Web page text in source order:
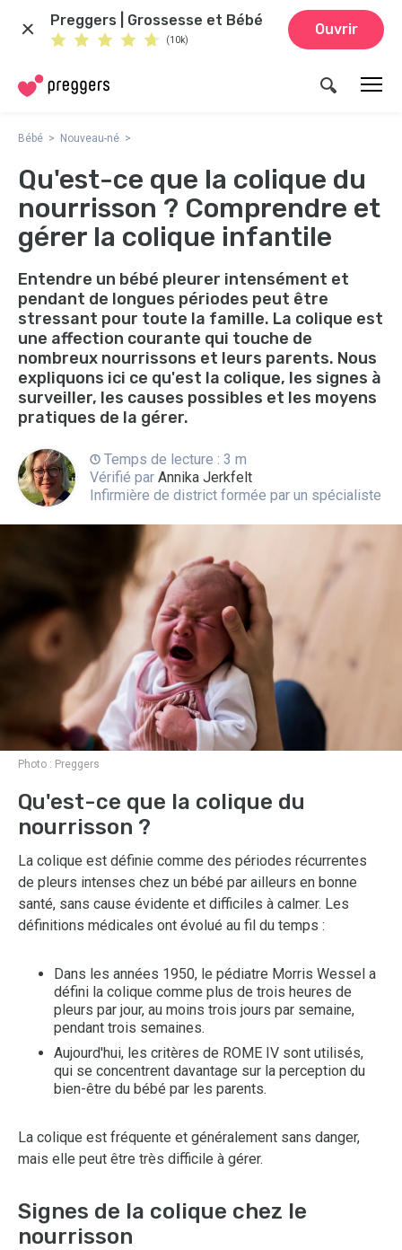
Preggers | Grossesse et Bébé
(10k)
Ouvrir
Bébé Nouveau-né
Qu'est-ce que la colique du
nourrisson ? Comprendre et
gérer la colique infantile
Entendre un bébé pleurer intensément et
pendant de longues périodes peut être
stressant pour toute la famille. La colique est
une affection courante qui touche de
nombreux nourrissons et leurs parents. Nous
expliquons ici ce qu'est la colique, les signes à
surveiller, les causes possibles et les moyens
pratiques de la gérer.
Temps de lecture : 3 m
Vérifié par Annika Jerkfelt
Infirmière de district formée par un spécialiste
Photo : Preggers
Qu'est-ce que la colique du
nourrisson ?
La colique est définie comme des périodes récurrentes
de pleurs intenses chez un bébé par ailleurs en bonne
santé, sans cause évidente et difficiles à calmer. Les
définitions médicales ont évolué au fil du temps :
Dans les années 1950, le pédiatre Morris Wessel a
défini la colique comme plus de trois heures de
pleurs par jour, au moins trois jours par semaine,
pendant trois semaines.
Aujourd'hui, les critères de ROME IV sont utilisés,
qui se concentrent davantage sur la perception du
bien-être du bébé par les parents.
La colique est fréquente et généralement sans danger,
mais elle peut être très difficile à gérer.
Signes de la colique chez le
nourrisson